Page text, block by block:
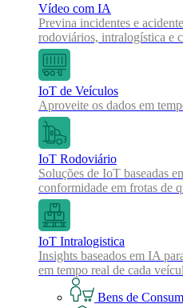
Vídeo com IA
Previna incidentes e
rodoviários, intralogística e
IoT de Veículos
Aproveite os dados em
IoT Rodoviário
Soluções de IoT baseadas
conformidade em frotas de
IoT Intralogistica
Insights baseados em IA
em tempo real de cada
Bens de